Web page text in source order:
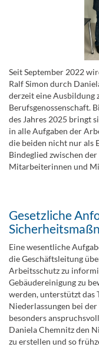
Seit September 2022
Ralf Simon durch
derzeit eine
Berufsgenossenschaft.
des Jahres 2025 bringt
in alle Aufgaben der
die beiden nicht nur als
Bindeglied zwischen
Mitarbeiterinnen und
Gesetzliche
Eine wesentliche
die Geschäftsleitung
Arbeitsschutz zu
Gebäudereinigung zu
werden, unterstützt das
Niederlassungen bei
besonders
Daniela Chemnitz den
zu erstellen und so